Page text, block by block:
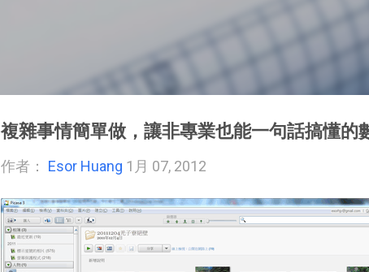
複雜事情簡單做，讓非專業也能一句話搞懂的
作者： Esor Huang 1月 07, 2012